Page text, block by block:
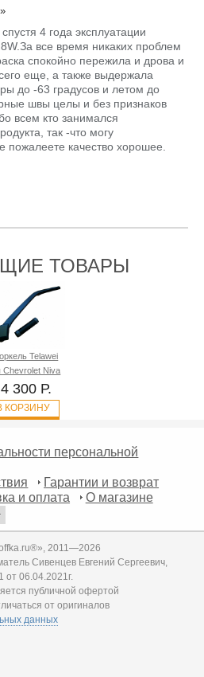
4 года эксплуатации
все время никаких проблем
спокойно пережила и дрова и
еще, а также выдержала
до -63 градусов и летом до
швы целы и без признаков
всем кто занимался
так -что могу
пожалеете качество хорошее.
ТОВАРЫ
Telawei
Chevrolet Niva
4 300 Р.
КОРЗИНУ
персональной
Гарантии и возврат
и оплата
О магазине
2011—2026
Сивенцев Евгений Сергеевич,
06.04.2021г.
публичной офертой
от оригиналов
данных